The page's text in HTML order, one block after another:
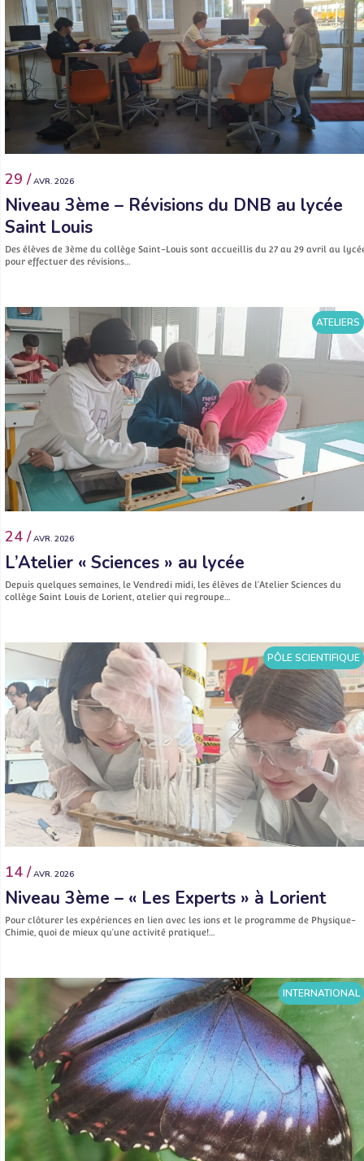
29 / AVR. 2026
Niveau 3ème – Révisions du DNB au lycée
Saint Louis
Des élèves de 3ème du collège Saint-Louis sont accueillis du 27 au 29 avril au
pour effectuer des révisions…
ATELIERS
24 / AVR. 2026
L’Atelier « Sciences » au lycée
Depuis quelques semaines, le Vendredi midi, les élèves de l’Atelier Sciences du
collège Saint Louis de Lorient, atelier qui regroupe…
PÔLE SCIENTIFIQUE
14 / AVR. 2026
Niveau 3ème – « Les Experts » à Lorient
Pour clôturer les expériences en lien avec les ions et le programme de Physique-
Chimie, quoi de mieux qu’une activité pratique!…
INTERNATIONAL